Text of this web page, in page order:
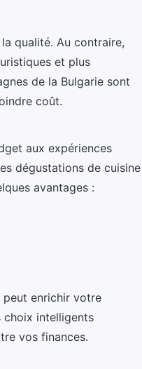
qualité. Au contraire,
et plus
de la Bulgarie sont
coût.
aux expériences
dégustations de cuisine
avantages :
peut enrichir votre
choix intelligents
vos finances.